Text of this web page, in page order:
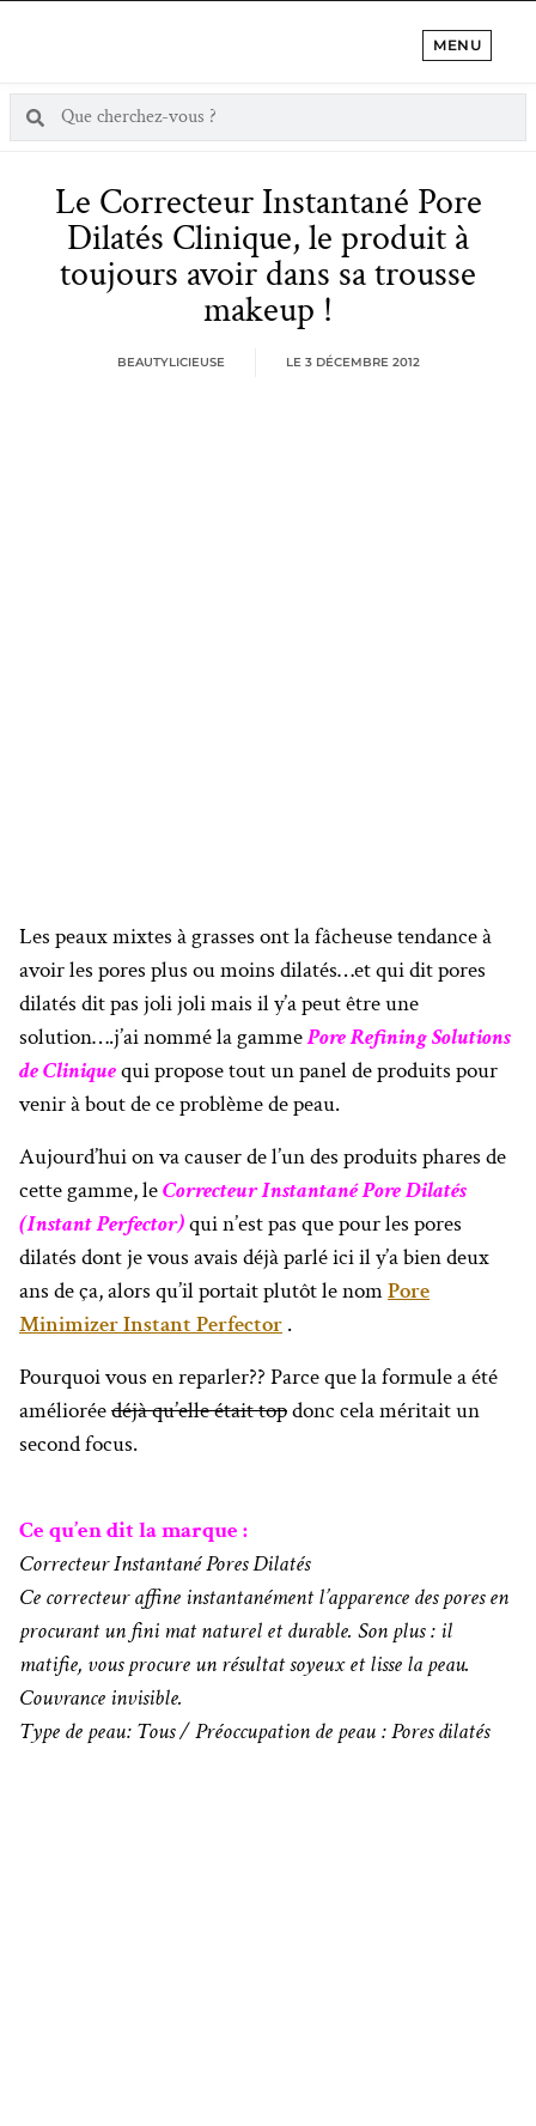
MENU
Le Correcteur Instantané Pore
Dilatés Clinique, le produit à
toujours avoir dans sa trousse
makeup !
BEAUTYLICIEUSE LE 3 DÉCEMBRE 2012
Les peaux mixtes à grasses ont la fâcheuse tendance à
avoir les pores plus ou moins dilatés…et qui dit pores
dilatés dit pas joli joli mais il y’a peut être une
solution….j’ai nommé la gammePore Refining Solutions
de Cliniquequi propose tout un panel de produits pour
venir à bout de ce problème de peau.
Aujourd’hui on va causer de l’un des produits phares de
cette gamme, leCorrecteur Instantané Pore Dilatés
(Instant Perfector)qui n’est pas que pour les pores
dilatés dont je vous avais déjà parlé ici il y’a bien deux
ans de ça, alors qu’il portait plutôt le nomPore
Minimizer Instant Perfector .
Pourquoi vous en reparler?? Parce que la formule a été
amélioréedéjà qu’elle était topdonc cela méritait un
second focus.
Ce qu’en dit la marque :
Correcteur Instantané Pores Dilatés
Ce correcteur affine instantanément l’apparence des pores en
procurant un fini mat naturel et durable. Son plus : il
matifie, vous procure un résultat soyeux et lisse la peau.
Couvrance invisible.
Type de peau: Tous / Préoccupation de peau : Pores dilatés